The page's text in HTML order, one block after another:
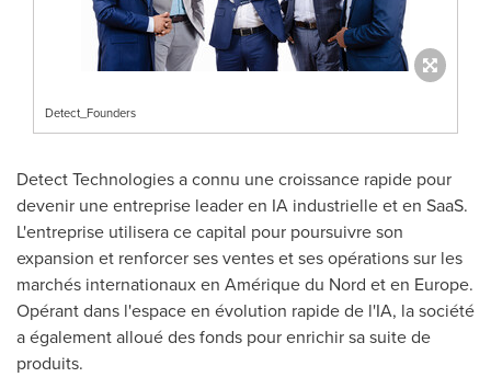
Detect_Founders
Detect Technologies a connu une croissance rapide pour
devenir une entreprise leader en IA industrielle et en SaaS.
L'entreprise utilisera ce capital pour poursuivre son
expansion et renforcer ses ventes et ses opérations sur les
marchés internationaux en Amérique du Nord et en Europe.
Opérant dans l'espace en évolution rapide de l'IA, la société
a également alloué des fonds pour enrichir sa suite de
produits.